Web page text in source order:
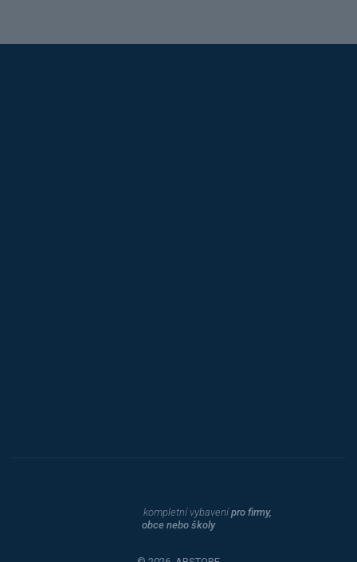
kompletní vybavenípro firmy,
obce nebo školy